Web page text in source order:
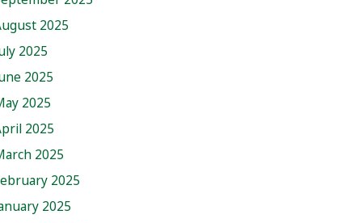
2025
2025
2025
2025
2025
2025
2025
2025